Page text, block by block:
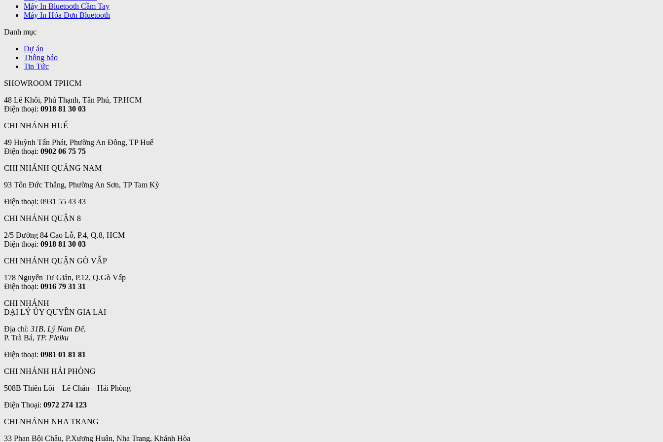
Máy In Bluetooth Cầm Tay
Máy In Hóa Đơn Bluetooth
Danh mục
Dự án
Thông báo
Tin Tức
SHOWROOM TPHCM
48 Lê Khôi, Phú Thạnh, Tân Phú, TP.HCM
Điện thoại: 0918 81 30 03
CHI NHÁNH HUẾ
49 Huỳnh Tấn Phát, Phường An Đông, TP Huế
Điện thoại: 0902 06 75 75
CHI NHÁNH QUẢNG NAM
93 Tôn Đức Thắng, Phường An Sơn, TP Tam Kỳ
Điện thoại: 0931 55 43 43
CHI NHÁNH QUẬN 8
2/5 Đường 84 Cao Lỗ, P.4, Q.8, HCM
Điện thoại: 0918 81 30 03
CHI NHÁNH QUẬN GÒ VẤP
178 Nguyễn Tư Giản, P.12, Q.Gò Vấp
Điện thoại: 0916 79 31 31
CHI NHÁNH
ĐẠI LÝ ỦY QUYỀN GIA LAI
Địa chỉ: 31B, Lý Nam Đế,
P. Trà Bá, TP. Pleiku
Điện thoại: 0981 01 81 81
CHI NHÁNH HẢI PHÒNG
508B Thiên Lôi – Lê Chân – Hải Phòng
Điện Thoại: 0972 274 123
CHI NHÁNH NHA TRANG
33 Phan Bội Châu, P.Xương Huân, Nha Trang, Khánh Hòa